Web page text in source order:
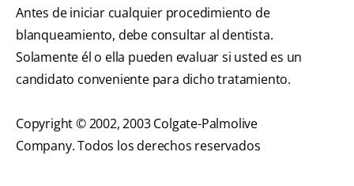
Antes de iniciar cualquier procedimiento de
blanqueamiento, debe consultar al dentista.
Solamente él o ella pueden evaluar si usted es un
candidato conveniente para dicho tratamiento.
Copyright © 2002, 2003 Colgate-Palmolive
Company. Todos los derechos reservados